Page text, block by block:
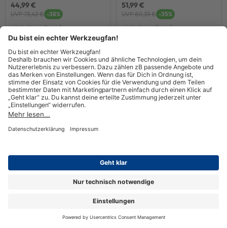
44,99 €
UVP 73,42 € -38%
inkl. MwSt. zzgl.Versand
In den Warenkorb
51,99 €
UVP 80,33 € -35%
inkl. MwSt. zzgl.Versand
Fein HM-Lochsäge mit QuickIN
Fein HM-Lochsäge mit QuickIN
PLUS-Aufnahme D53x4
59,99 €
inkl. MwSt. zzgl.